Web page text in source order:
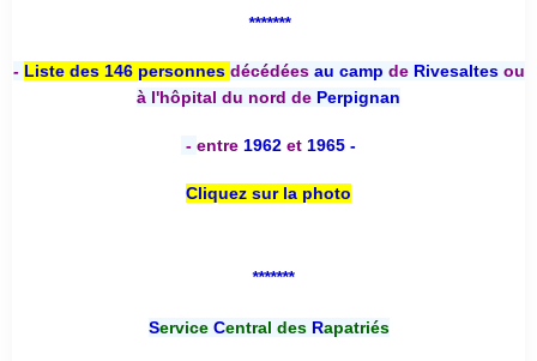
*******
- Liste des 146 personnes décédées au camp deRivesaltesou
à l'hôpital du nord de Perpignan
- entre 1962 et 1965 -
Cliquez sur la photo
*******
Service Central desRapatriés